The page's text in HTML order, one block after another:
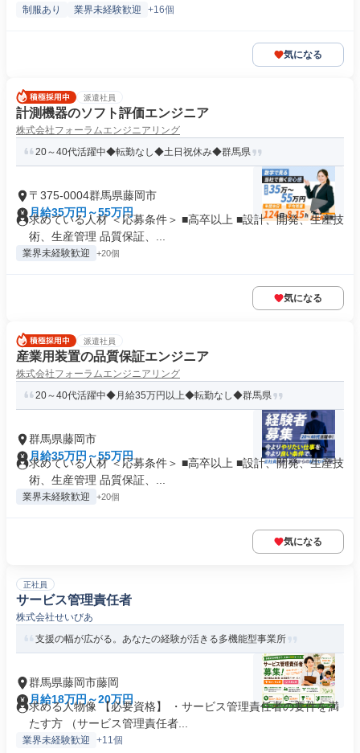
制服あり 業界未経験歓迎 +16個
気になる
派遣社員
計測機器のソフト評価エンジニア
株式会社フォーラムエンジニアリング
20～40代活躍中◆転勤なし◆土日祝休み◆群馬県
〒375-0004群馬県藤岡市
月給35万円～55万円
求めている人材 ＜応募条件＞ ■高卒以上 ■設計、開発、生産技
術、生産管理 品質保証、...
業界未経験歓迎 +20個
気になる
派遣社員
産業用装置の品質保証エンジニア
株式会社フォーラムエンジニアリング
20～40代活躍中◆月給35万円以上◆転勤なし◆群馬県
群馬県藤岡市
月給35万円～55万円
求めている人材 ＜応募条件＞ ■高卒以上 ■設計、開発、生産技
術、生産管理 品質保証、...
業界未経験歓迎 +20個
気になる
正社員
サービス管理責任者
株式会社せいびあ
支援の幅が広がる。あなたの経験が活きる多機能型事業所
群馬県藤岡市藤岡
月給18万円～20万円
求める人物像 【必要資格】 ・サービス管理責任者の要件を満
たす方 （サービス管理責任者...
業界未経験歓迎 +11個